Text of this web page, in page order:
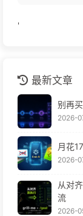
'
最新文章
别再
2026-
月花
2026-
从对
流
2026-